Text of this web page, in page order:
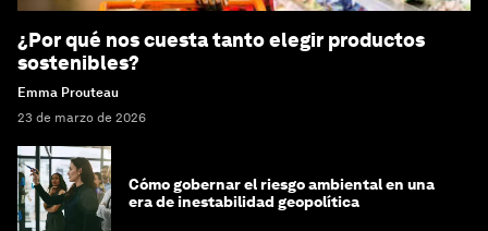
¿Por qué nos cuesta tanto elegir productos
sostenibles?
Emma Prouteau
23 de marzo de 2026
Cómo gobernar el riesgo ambiental en una
era de inestabilidad geopolítica